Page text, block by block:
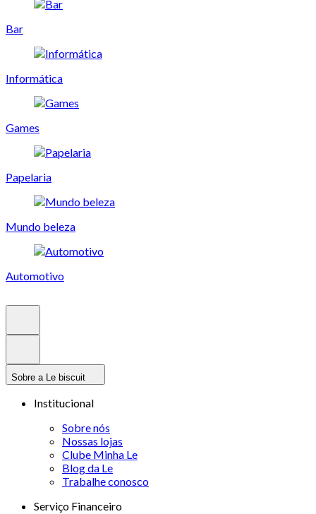
Bar
Informática
Games
Papelaria
Mundo beleza
Automotivo
Sobre a Le biscuit
Institucional
Sobre nós
Nossas lojas
Clube Minha Le
Blog da Le
Trabalhe conosco
Serviço Financeiro